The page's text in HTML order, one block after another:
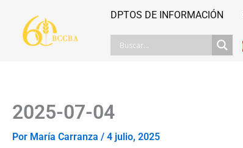
contenido
DPTOS DE INFORMACIÓN
2025-07-04
Por María Carranza / 4 julio, 2025